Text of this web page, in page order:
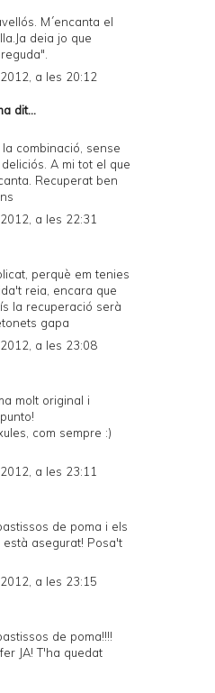
M´encanta el
deia jo que
a les 20:12
dit...
combinació, sense
A mi tot el que
Recuperat ben
a les 22:31
perquè em tenies
reia, encara que
la recuperació serà
gapa
a les 23:08
molt original i
com sempre :)
a les 23:11
de poma i els
està asegurat! Posa't
a les 23:15
de poma!!!!
JA! T'ha quedat